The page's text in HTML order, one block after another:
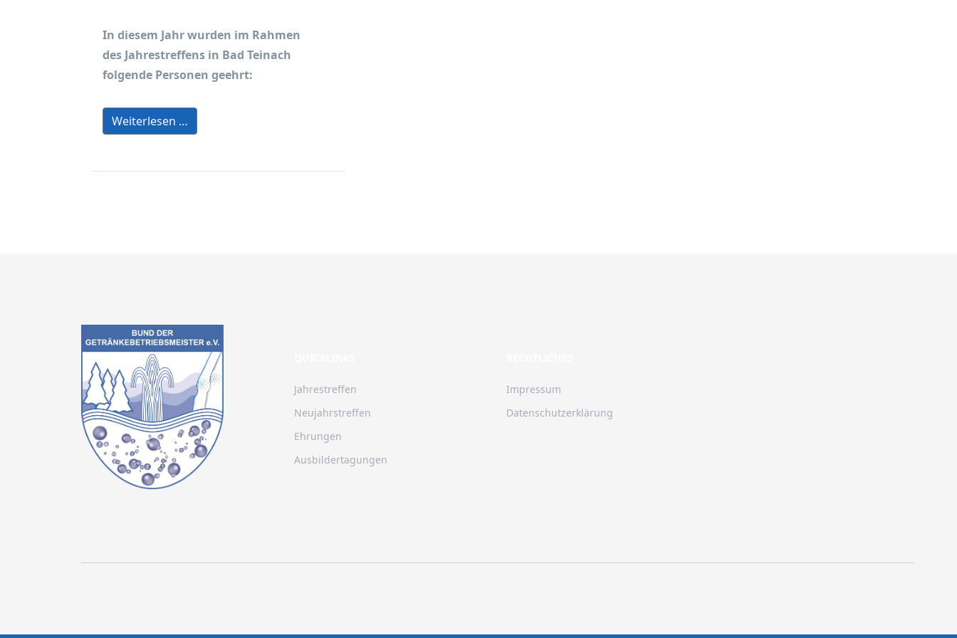
In diesem Jahr wurden im Rahmen
des Jahrestreffens in Bad Teinach
folgende Personen geehrt:
Weiterlesen …
Jahrestreffen
Neujahrstreffen
Ehrungen
Ausbildertagungen
Impressum
Datenschutzerklärung